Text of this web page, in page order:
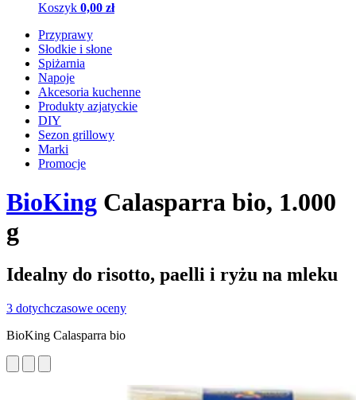
Koszyk 0,00 zł
Przyprawy
Słodkie i słone
Spiżarnia
Napoje
Akcesoria kuchenne
Produkty azjatyckie
DIY
Sezon grillowy
Marki
Promocje
BioKing Calasparra bio, 1.000
g
Idealny do risotto, paelli i ryżu na mleku
3 dotychczasowe oceny
BioKing Calasparra bio